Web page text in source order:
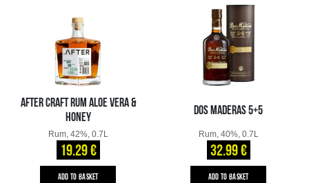
AFTER CRAFT RUM ALOE VERA &
HONEY
Rum, 42%, 0.7L
19.29 €
ADD TO BASKET
DOS MADERAS 5+5
Rum, 40%, 0.7L
32.99 €
ADD TO BASKET